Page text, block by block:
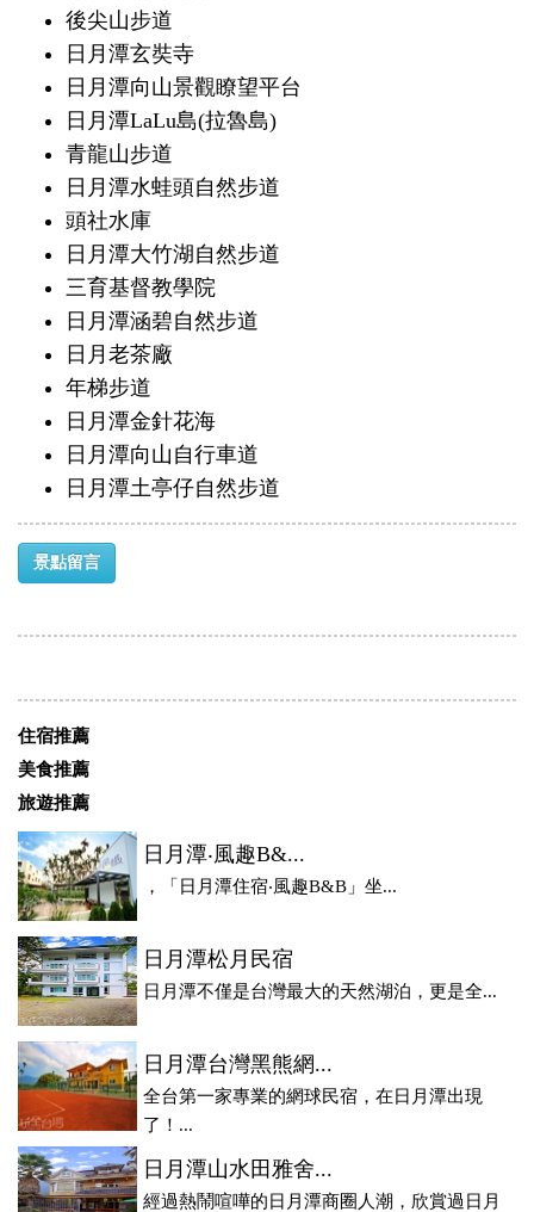
後尖山步道
日月潭玄奘寺
日月潭向山景觀瞭望平台
日月潭LaLu島(拉魯島)
青龍山步道
日月潭水蛙頭自然步道
頭社水庫
日月潭大竹湖自然步道
三育基督教學院
日月潭涵碧自然步道
日月老茶廠
年梯步道
日月潭金針花海
日月潭向山自行車道
日月潭土亭仔自然步道
景點留言
住宿推薦
美食推薦
旅遊推薦
日月潭‧風趣B&...
，「日月潭住宿‧風趣B&B」坐...
日月潭松月民宿
日月潭不僅是台灣最大的天然湖泊，更是全...
日月潭台灣黑熊網...
全台第一家專業的網球民宿，在日月潭出現
了！...
日月潭山水田雅舍...
經過熱鬧喧嘩的日月潭商圈人潮，欣賞過日月